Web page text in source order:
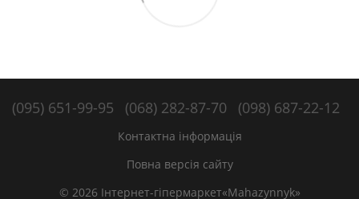
(095) 651-99-95 (068) 282-87-70 (098) 687-22-12
Контактна інформація
Повна версія сайту
© 2026 Інтернет-гіпермаркет«Mahazynnyk»